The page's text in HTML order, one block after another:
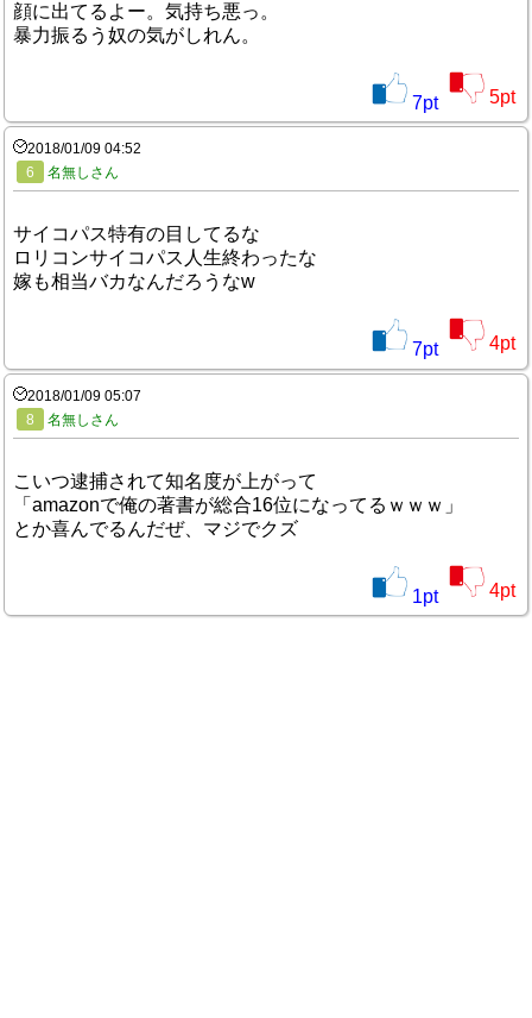
顔に出てるよー。気持ち悪っ。
暴力振るう奴の気がしれん。
7pt 5pt
2018/01/09 04:52
6
名無しさん
サイコパス特有の目してるな
ロリコンサイコパス人生終わったな
嫁も相当バカなんだろうなw
7pt 4pt
2018/01/09 05:07
8
名無しさん
こいつ逮捕されて知名度が上がって
「amazonで俺の著書が総合16位になってるｗｗｗ」
とか喜んでるんだぜ、マジでクズ
1pt 4pt